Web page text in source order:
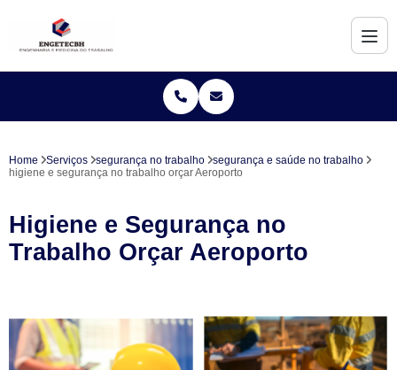
Home Serviços segurança no trabalho
segurança e saúde no trabalho
higiene e segurança no trabalho orçar Aeroporto
Higiene e Segurança no
Trabalho Orçar Aeroporto